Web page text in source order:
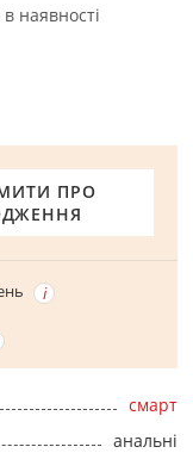
наявності
ПРО
смарт
анальні